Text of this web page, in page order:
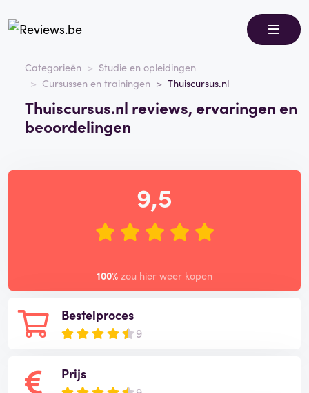
Categorieën
Studie en opleidingen
Cursussen en trainingen
Thuiscursus.nl
Thuiscursus.nl reviews, ervaringen en
beoordelingen
Bestelproces
9
Prijs
9,5
100% zou hier weer kopen